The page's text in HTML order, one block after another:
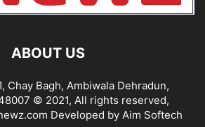
ABOUT US
Chay Bagh, Ambiwala Dehradun,
© 2021, All rights reserved,
Developed by Aim Softech